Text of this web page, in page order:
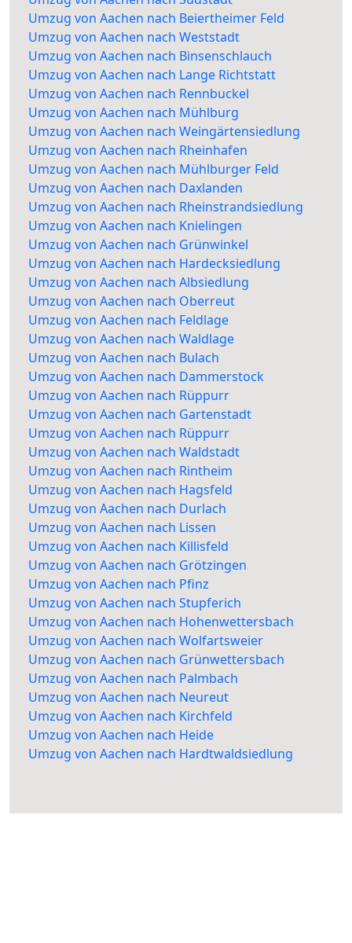
Umzug von Aachen nach Beiertheimer Feld
Umzug von Aachen nach Weststadt
Umzug von Aachen nach Binsenschlauch
Umzug von Aachen nach Lange Richtstatt
Umzug von Aachen nach Rennbuckel
Umzug von Aachen nach Mühlburg
Umzug von Aachen nach Weingärtensiedlung
Umzug von Aachen nach Rheinhafen
Umzug von Aachen nach Mühlburger Feld
Umzug von Aachen nach Daxlanden
Umzug von Aachen nach Rheinstrandsiedlung
Umzug von Aachen nach Knielingen
Umzug von Aachen nach Grünwinkel
Umzug von Aachen nach Hardecksiedlung
Umzug von Aachen nach Albsiedlung
Umzug von Aachen nach Oberreut
Umzug von Aachen nach Feldlage
Umzug von Aachen nach Waldlage
Umzug von Aachen nach Bulach
Umzug von Aachen nach Dammerstock
Umzug von Aachen nach Rüppurr
Umzug von Aachen nach Gartenstadt
Umzug von Aachen nach Rüppurr
Umzug von Aachen nach Waldstadt
Umzug von Aachen nach Rintheim
Umzug von Aachen nach Hagsfeld
Umzug von Aachen nach Durlach
Umzug von Aachen nach Lissen
Umzug von Aachen nach Killisfeld
Umzug von Aachen nach Grötzingen
Umzug von Aachen nach Pfinz
Umzug von Aachen nach Stupferich
Umzug von Aachen nach Hohenwettersbach
Umzug von Aachen nach Wolfartsweier
Umzug von Aachen nach Grünwettersbach
Umzug von Aachen nach Palmbach
Umzug von Aachen nach Neureut
Umzug von Aachen nach Kirchfeld
Umzug von Aachen nach Heide
Umzug von Aachen nach Hardtwaldsiedlung